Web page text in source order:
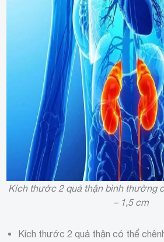
Kích thước 2 quả thận bình thường
– 1,5 cm
Kích thước 2 quả thận có thể